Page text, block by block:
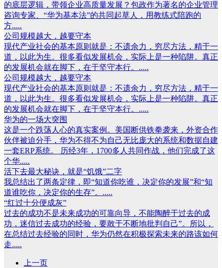
的底层逻辑，带领企业高质量发展？包政作为著名的企业管理
咨询专家、“华为基本法”的共同起草人，用教练式陪跑的
方.....
公司规模越大，越要守本
现代产业社会的基本原则就是：不遗余力，穷尽方法，精于一
道，以此为生。很多看似发展机会，实际上是一种陷阱。真正
的发展机会就在脚下，在于坚守本行。.....
公司规模越大，越要守本
现代产业社会的基本原则就是：不遗余力，穷尽方法，精于一
道，以此为生。很多看似发展机会，实际上是一种陷阱。真正
的发展机会就在脚下，在于坚守本行。.....
华为的一场大突围
这是一个跌荡人心的真实案例。美国断供铁拳袭来，外资合作
伙伴被迫分手，华为不得不为自己无比庞大的系统和数据自建
一套ERP系统。 历经3年，1700多人共同作战，他们完成了这
个华.....
活下去最大秘诀，就是“饥饿”二字
我总结出了两条定律，即“知道你吃谁，决定你的发展”和“知
道谁吃你，决定你的生存”。.....
“红过十分便成灰”
过去的成功不是未来成功的可靠向导，不能陶醉于过去的成
功，迷信过去成功的经验，要敢于不断地批判自己”。所以，
在总结过去经验的同时，华为仍然在积极探索未来的路该如何
走.....
上一页